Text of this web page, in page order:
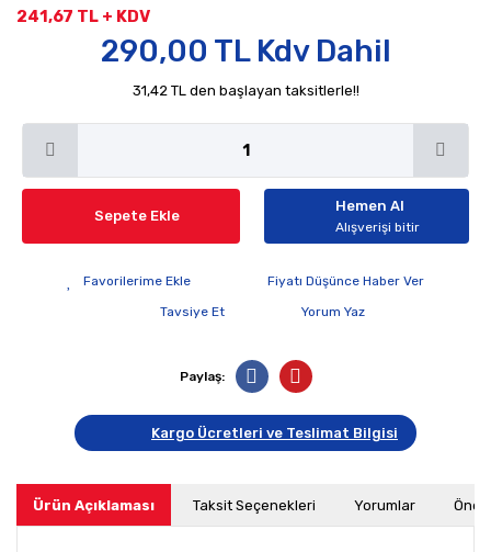
241,67 TL + KDV
290,00 TL Kdv Dahil
31,42 TL den başlayan taksitlerle!!
Sepete Ekle
Hemen Al
Alışverişi bitir
Fiyatı Düşünce Haber Ver
Tavsiye Et
Yorum Yaz
Paylaş:
Kargo Ücretleri ve Teslimat Bilgisi
Ürün Açıklaması Taksit Seçenekleri Yorumlar